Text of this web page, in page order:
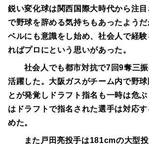
鋭い変化球は関西国際大時代から注
で野球を辞める気持ちもあったよう
ベルにも意識をし始め、社会人で経
ればプロにという思いがあった。
社会人でも都市対抗で7回9奪三
活躍した。大阪ガスがチーム内で野球
とが発覚しドラフト指名も一時は危
はドラフトで指名された選手は対応
めた。
また戸田亮投手は181cmの大型